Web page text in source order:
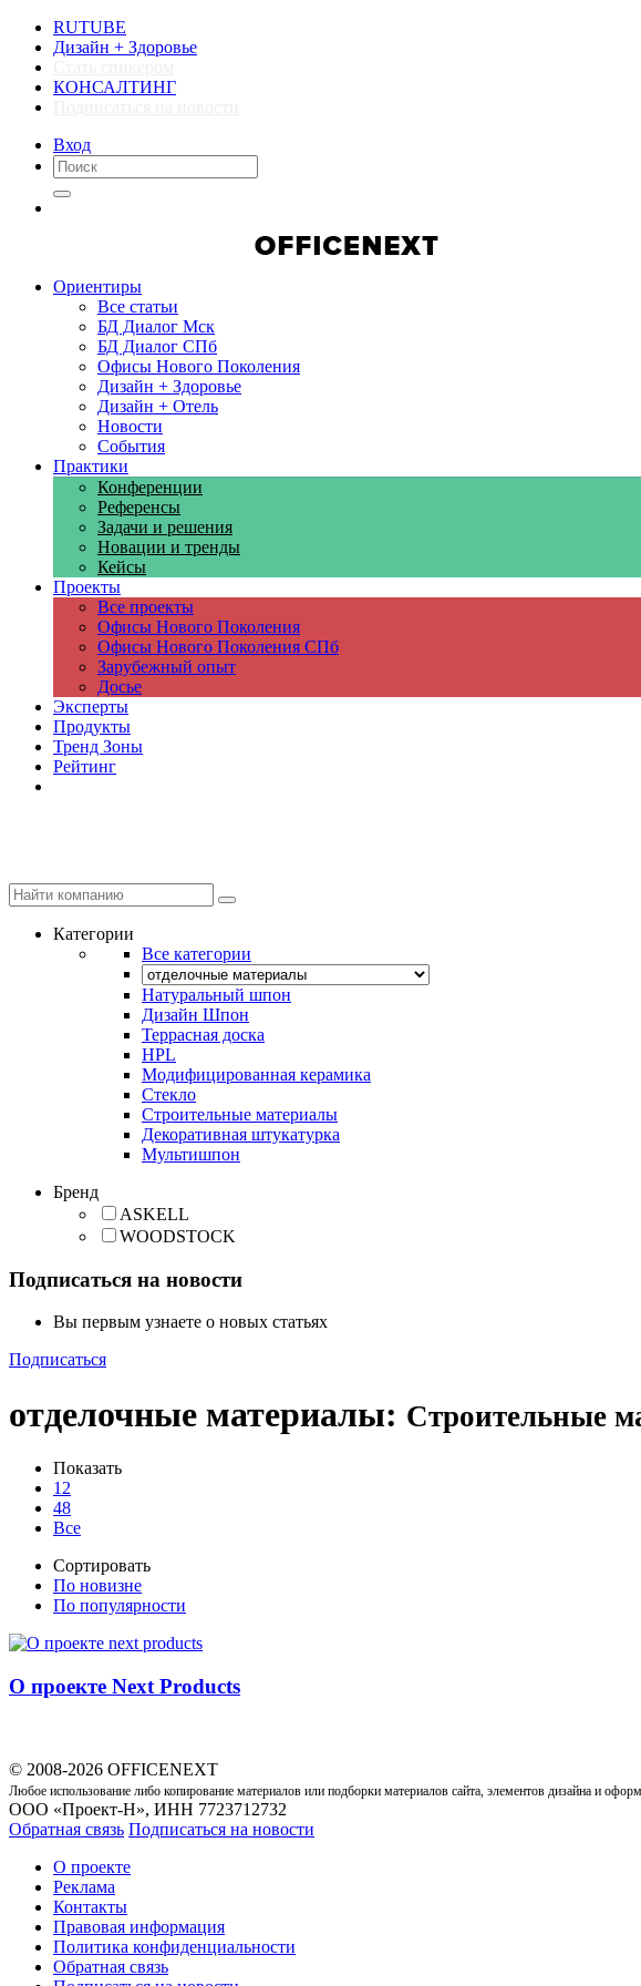
RUTUBE
Дизайн + Здоровье
КОНСАЛТИНГ
Вход
Ориентиры
Все статьи
БД Диалог Мск
БД Диалог СПб
Офисы Нового Поколения
Дизайн + Здоровье
Дизайн + Отель
Новости
События
Практики
Конференции
Референсы
Задачи и решения
Новации и тренды
Кейсы
Проекты
Все проекты
Офисы Нового Поколения
Офисы Нового Поколения СПб
Зарубежный опыт
Досье
Эксперты
Продукты
Тренд Зоны
Рейтинг
Категории
Все категории
Натуральный шпон
Дизайн Шпон
Террасная доска
HPL
Модифицированная керамика
Стекло
Строительные материалы
Декоративная штукатурка
Мультишпон
Бренд
ASKELL
WOODSTOCK
Подписаться на новости
Вы первым узнаете о новых статьях
Подписаться
отделочные материалы: Строительные
Показать
12
48
Все
Сортировать
По новизне
По популярности
О проекте Next Products
© 2008-2026 OFFICENEXT
Любое использование либо копирование материалов или подборки материалов сайта, элементов дизайна и
ООО «Проект-Н», ИНН 7723712732
Обратная связь Подписаться на новости
О проекте
Реклама
Контакты
Правовая информация
Политика конфиденциальности
Обратная связь